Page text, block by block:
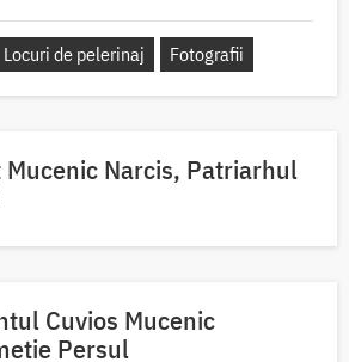
Locuri de pelerinaj Fotografii
Narcis, Patriarhul
Cuvios Mucenic
Persul